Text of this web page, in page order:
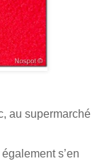
au supermarché
s’en